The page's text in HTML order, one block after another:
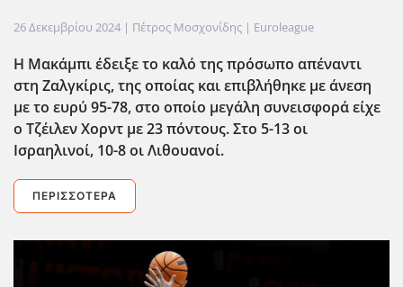
26 Δεκεμβρίου 2024 | Πέτρος Μοσχονίδης | Euroleague
Η Μακάμπι έδειξε το καλό της πρόσωπο απέναντι
στη Ζαλγκίρις, της οποίας και επιβλήθηκε με άνεση
με το ευρύ 95-78, στο οποίο μεγάλη συνεισφορά είχε
ο Τζέιλεν Χορντ με 23 πόντους. Στο 5-13 οι
Ισραηλινοί, 10-8 οι Λιθουανοί.
ΠΕΡΙΣΣΌΤΕΡΑ